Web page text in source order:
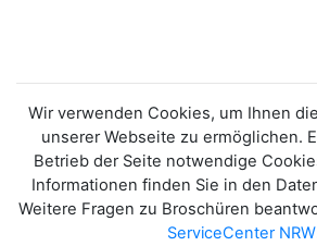
Wir verwenden Cookies, um Ihnen
unserer Webseite zu ermöglichen.
Betrieb der Seite notwendige
Informationen finden Sie in den
Weitere Fragen zu Broschüren
ServiceCenter NRW